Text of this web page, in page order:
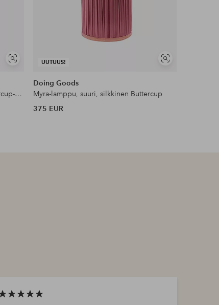
Näytä
Myra-lamppu, pieni, silkkinen, Buttercup-malli
UUTUUS!
Näytä
Doing Goods
Myra-lamppu, suuri, silkkinen Buttercup
375 EUR